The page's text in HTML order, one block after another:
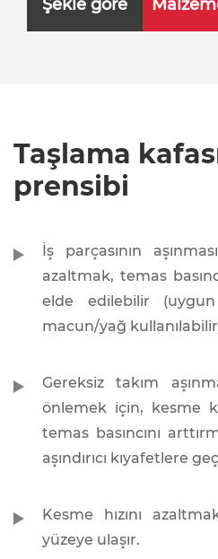
Şekle göre
Taşlama
prensibi
İş parçasının
azaltmak, temas
elde edilebilir (uygun
macun/yağ
Gereksiz takım
önlemek için, kesme
temas basıncını
aşındırıcı kıyafetlere
Kesme hızını
yüzeye ulaşır.